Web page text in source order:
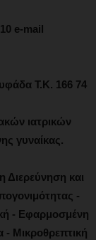
e-mail
Τ.Κ. 166 74
ιατρικών
γυναίκας.
Διερεύνηση και
-
- Εφαρμοσμένη
- Μικροθρεπτική